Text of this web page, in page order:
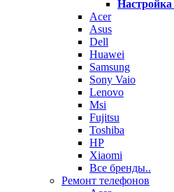
Настройка
Acer
Asus
Dell
Huawei
Samsung
Sony Vaio
Lenovo
Msi
Fujitsu
Toshiba
HP
Xiaomi
Все бренды..
Ремонт телефонов